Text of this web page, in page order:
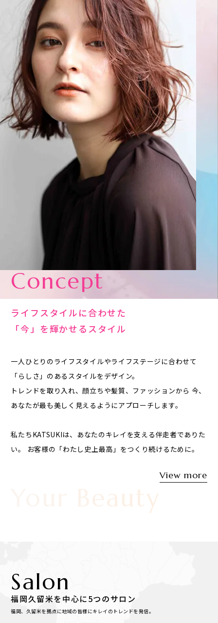
Concept
ライフスタイルに合わせた
「今」を輝かせるスタイル
一人ひとりのライフスタイルやライフステージに合わせて
「らしさ」のあるスタイルをデザイン。
トレンドを取り入れ、顔立ちや髪質、ファッションから 今、
あなたが最も美しく見えるようにアプローチします。
私たちKATSUKIは、あなたのキレイを支える伴走者でありた
い。
お客様の「わたし史上最高」をつくり続けるために。
View more
Your Beauty
Salon
福岡久留米を中心に5つのサロン
福岡、久留米を拠点に地域の皆様にキレイのトレンドを発信。